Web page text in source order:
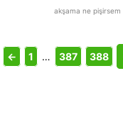
akşama ne pişirsem
← 1 … 387 388